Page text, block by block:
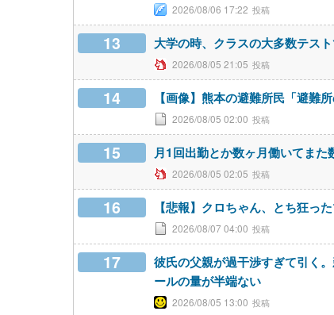
2026/08/06 17:22
13 大学の時、クラスの大多数テス
2026/08/05 21:05
14 【画像】熊本の避難所民「避難
2026/08/05 02:00
15 月1回出勤とか数ヶ月働いてま
2026/08/05 02:05
16 【悲報】クロちゃん、とち狂っ
2026/08/07 04:00
17
彼氏の父親が過干渉すぎて引く
ールの量が半端ない
2026/08/05 13:00